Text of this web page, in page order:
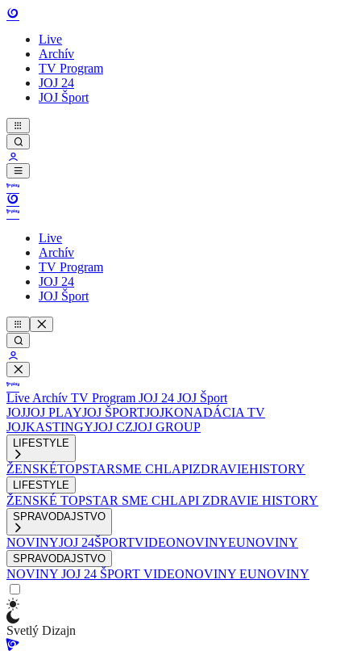
Live
Archív
TV Program
JOJ 24
JOJ Šport
Live
Archív
TV Program
JOJ 24
JOJ Šport
Live Archív TV Program JOJ 24 JOJ Šport
JOJJOJ PLAYJOJ ŠPORTJOJKONADÁCIA TV
JOJKASTINGYJOJ CZJOJ GROUP
LIFESTYLE
ŽENSKÉTOPSTARSME CHLAPIZDRAVIEHISTORY
LIFESTYLE
ŽENSKÉ TOPSTAR SME CHLAPI ZDRAVIE HISTORY
SPRAVODAJSTVO
NOVINYJOJ 24ŠPORTVIDEONOVINYEUNOVINY
SPRAVODAJSTVO
NOVINY JOJ 24 ŠPORT VIDEONOVINY EUNOVINY
Svetlý Dizajn